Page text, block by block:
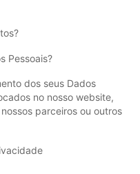
Pessoais?
dos seus Dados
no nosso website,
parceiros ou outros